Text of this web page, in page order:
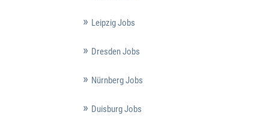
Leipzig Jobs
Dresden Jobs
Nürnberg Jobs
Duisburg Jobs